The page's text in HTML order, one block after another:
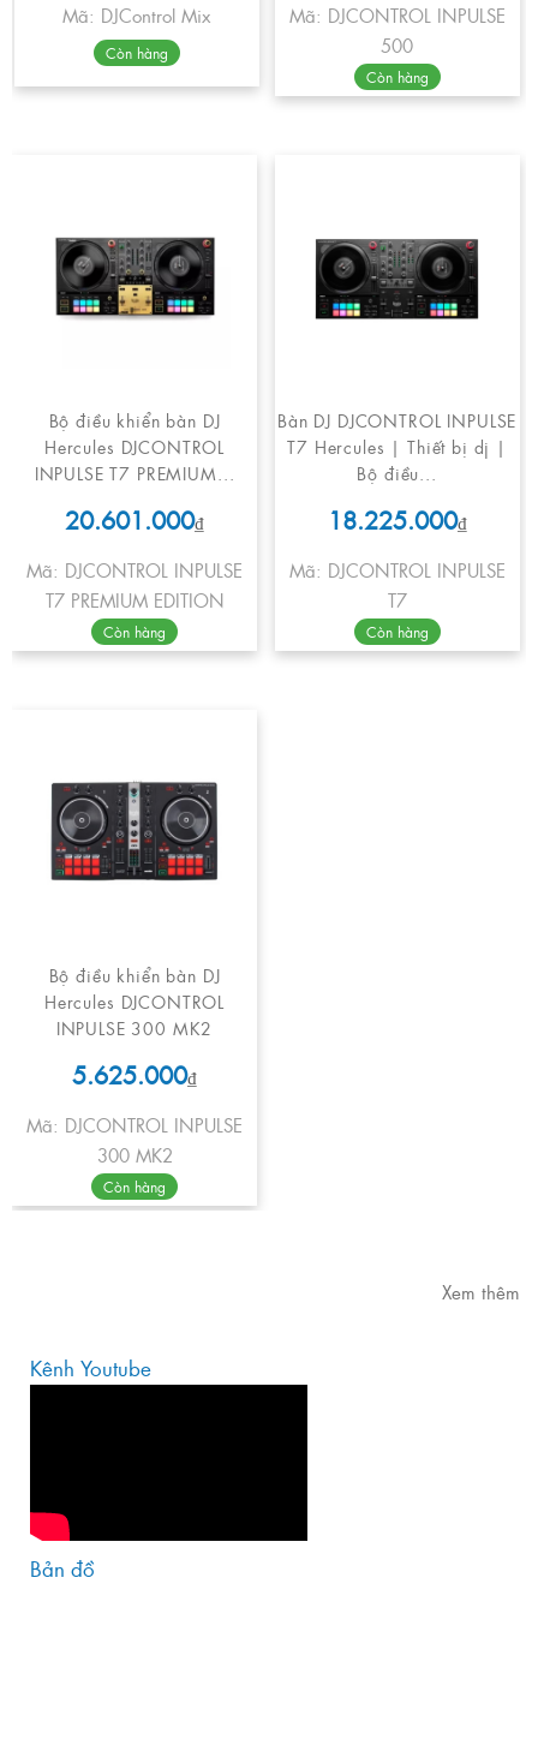
Mã: DJControl Mix
Còn hàng
Mã: DJCONTROL INPULSE
500
Còn hàng
Bộ điều khiển bàn DJ
Hercules DJCONTROL
INPULSE T7 PREMIUM...
20.601.000₫
Mã: DJCONTROL INPULSE
T7 PREMIUM EDITION
Còn hàng
Bàn DJ DJCONTROL INPULSE
T7 Hercules | Thiết bị dj |
Bộ điều...
18.225.000₫
Mã: DJCONTROL INPULSE
T7
Còn hàng
Bộ điều khiển bàn DJ
Hercules DJCONTROL
INPULSE 300 MK2
5.625.000₫
Mã: DJCONTROL INPULSE
300 MK2
Còn hàng
Xem thêm
Kênh Youtube
Bản đồ